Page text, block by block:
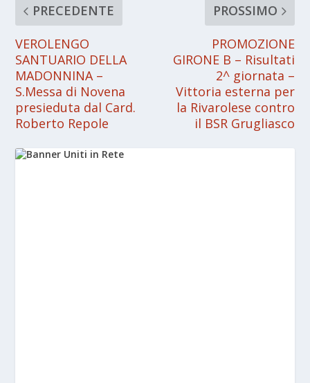
PRECEDENTE
VEROLENGO
SANTUARIO DELLA
MADONNINA –
S.Messa di Novena
presieduta dal Card.
Roberto Repole
PROSSIMO
PROMOZIONE
GIRONE B – Risultati
2^ giornata –
Vittoria esterna per
la Rivarolese contro
il BSR Grugliasco